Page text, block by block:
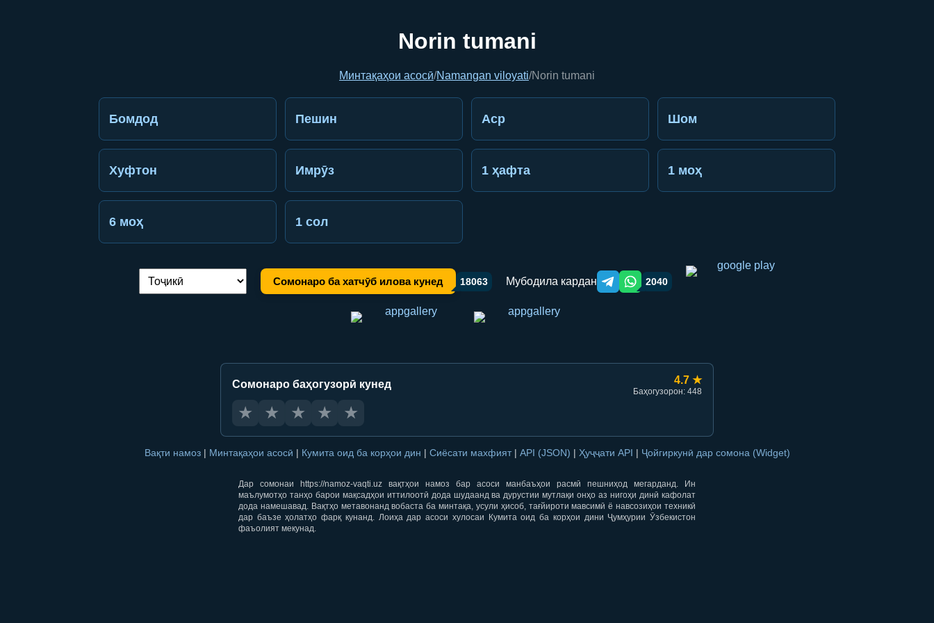
Norin tumani
Минтақаҳои асосӣ/Namangan viloyati/Norin tumani
Бомдод Пешин Аср Шом
Хуфтон Имрӯз 1 ҳафта 1 моҳ
6 моҳ 1 сол
Иваз кардани забон: Сомонаро ба хатчӯб илова кунед 18063 Мубодила кардан Telegram orqali ulashish
WhatsApp orqali ulashish
2040
Сомонаро баҳогузорӣ кунед 4.7 ★
Баҳогузорон: 448
★ ★ ★ ★ ★
Вақти намоз | Минтақаҳои асосӣ | Кумита оид ба корҳои дин | Сиёсати махфият | API (JSON) | Ҳуҷҷати API | Ҷойгиркунӣ дар сомона (Widget)
Дар сомонаи https://namoz-vaqti.uz вақтҳои намоз бар асоси манбаъҳои расмӣ пешниҳод мегарданд. Ин
маълумотҳо танҳо барои мақсадҳои иттилоотӣ дода шудаанд ва дурустии мутлақи онҳо аз нигоҳи динӣ кафолат
дода намешавад. Вақтҳо метавонанд вобаста ба минтақа, усули ҳисоб, тағйироти мавсимӣ ё навсозиҳои техникӣ
дар баъзе ҳолатҳо фарқ кунанд. Лоиҳа дар асоси хулосаи Кумита оид ба корҳои дини Ҷумҳурии Ӯзбекистон
фаъолият мекунад.